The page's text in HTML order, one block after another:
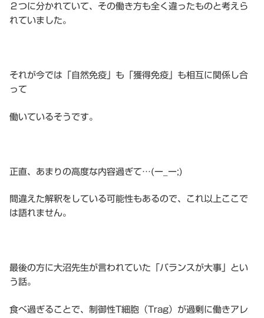
２つに分かれていて、その働き方も全く違ったものと考えら
れていました。
それが今では「自然免疫」も「獲得免疫」も相互に関係し合
って
働いているそうです。
正直、あまりの高度な内容過ぎて…(ー_ー;)
間違えた解釈をしている可能性もあるので、これ以上ここで
は語れません。
最後の方に大沼先生が言われていた「バランスが大事」とい
う話。
食べ過ぎることで、制御性T細胞（Trag）が過剰に働きアレ